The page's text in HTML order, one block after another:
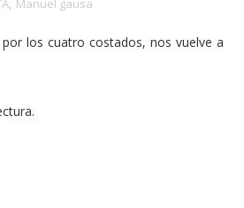
, Manuel gausa
los cuatro costados, nos vuelve a